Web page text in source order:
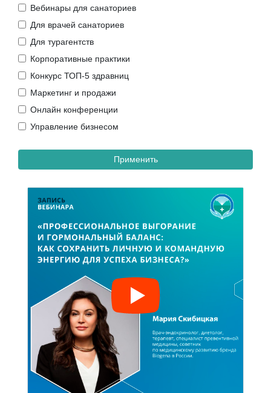
Вебинары для санаториев
Для врачей санаториев
Для турагентств
Корпоративные практики
Конкурс ТОП-5 здравниц
Маркетинг и продажи
Онлайн конференции
Управление бизнесом
Применить